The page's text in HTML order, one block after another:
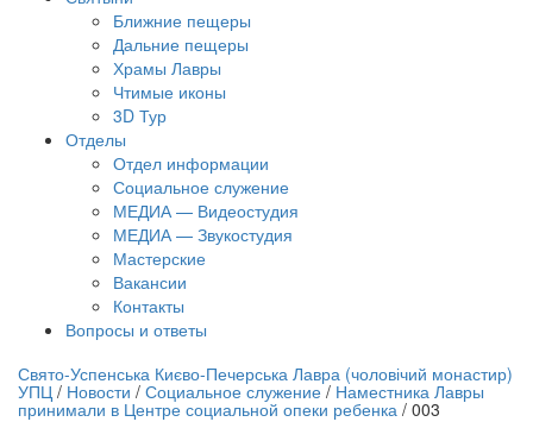
Ближние пещеры
Дальние пещеры
Храмы Лавры
Чтимые иконы
3D Тур
Отделы
Отдел информации
Социальное служение
МЕДИА — Видеостудия
МЕДИА — Звукостудия
Мастерские
Вакансии
Контакты
Вопросы и ответы
трансляция | 12 сентября
трансляции
Свято-Успенська Києво-Печерська Лавра (чоловічий монастир)
УПЦ / Новости / Социальное служение/ Наместника Лавры
принимали в Центре социальной опеки ребенка / 003